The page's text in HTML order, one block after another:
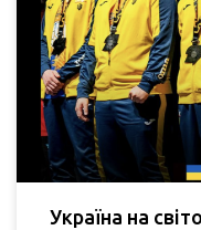
Україна на